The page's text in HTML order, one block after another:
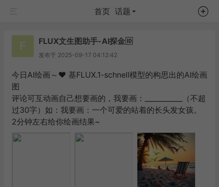
首页 话题
F FLUX文生图助手-AI探金🆔
发布于 2025-09-17 04:12:42
今日AI绘画～❤️ 基FLUX.1-schnell模型的构思出的AI绘画
图
评论可互动画自己想要画的，我要画：___________（不超
过30字）如：我要画：一个可爱的站着的长头发女孩。
2分钟左右给你绘画结果~